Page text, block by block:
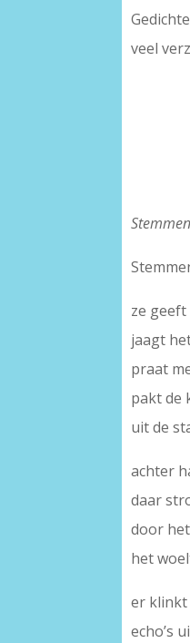
veel
ze
jaagt
praat
pakt de
uit de
achter
daar
door
het
er
echo’s